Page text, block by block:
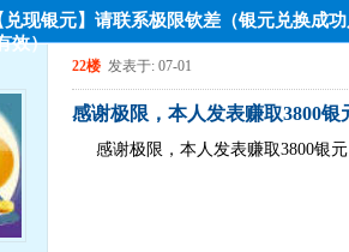
现银元】请联系极限钦差（银元兑换成
效）
22楼 发表于: 07-01
感谢极限，本人发表赚取3800
感谢极限，本人发表赚取3800银